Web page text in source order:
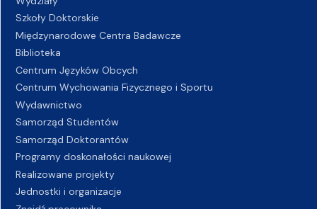
Szkoły Doktorskie
Międzynarodowe Centra Badawcze
Biblioteka
Centrum Języków Obcych
Centrum Wychowania Fizycznego i Sportu
Wydawnictwo
Samorząd Studentów
Samorząd Doktorantów
Programy doskonałości naukowej
Realizowane projekty
Jednostki i organizacje